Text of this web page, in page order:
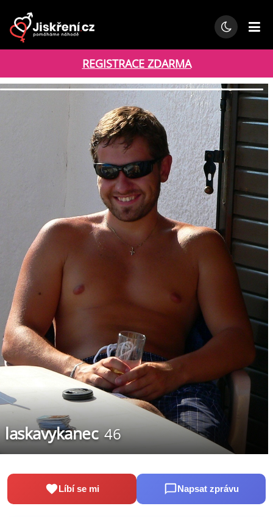
REGISTRACE ZDARMA
laskavykanec 46
Líbí se mi Napsat zprávu